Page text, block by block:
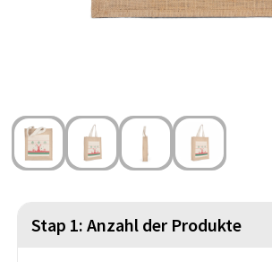
Strandtaschen
Seesäcke
Lampen und Werkzeug
Partyprodukte
St. Nikolaus
Stap 1: Anzahl der Produkte